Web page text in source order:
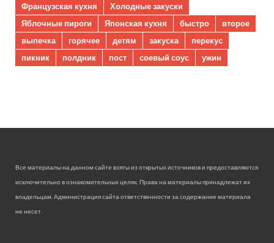
Французская кухня
Холодные закуски
Яблочные пироги
Японская кухня быстро
второе
выпечка
горячее детям закуска
перекус
пикник
полдник пост соевый соус ужин
Все материалы на данном сайте взяты из открытых источников и предоставляются
исключительно в ознакомительных целях. Права на материалы принадлежат их
владельцам. Администрация сайта ответственности за содержание материала
не несет.